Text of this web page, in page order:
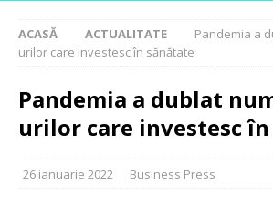
ACASĂ ACTUALITATE
Pandemia a
urilor care investesc în sănătate
Pandemia a dublat
urilor care investesc
26 ianuarie 2022 Business Press